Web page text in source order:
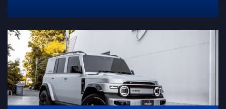
รุ่น MX-8 ที่ให้คุณสามารถควบคุมและปรับจูนเสียงอย่างละเอียดได้อย่าง
ง่ายดายผ่านหน้าจอมือถือของคุณเอง! งานติดตั้งมาตรฐานระดับมือ
อาชีพ: หมดห่วงเรื่องระบบไฟรถยนต์! เพราะงานติดตั้งทั้งหมดนี้ใช้เป็น
"ปลั๊กตรงรุ่นทั้งหมด (Plug & Play)" ไม่มีการตัดต่อสายไฟใดๆ ทั้งสิ้น ติด
ตั้งง่าย รวดเร็ว และปลอดภัยต่อตัวรถ 100%